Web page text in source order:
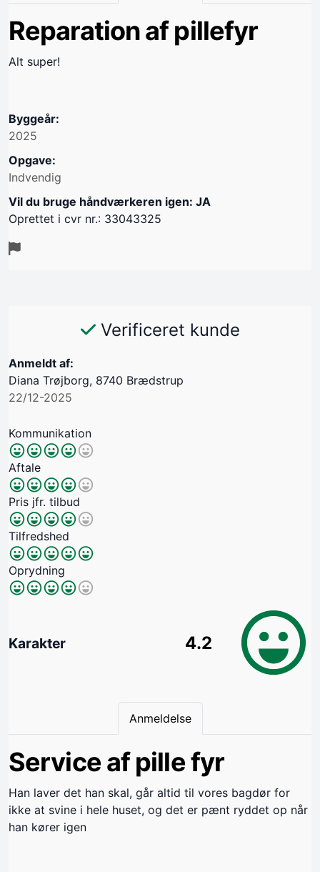
Reparation af pillefyr
Alt super!
Byggeår:
2025
Opgave:
Indvendig
Vil du bruge håndværkeren igen: JA
Oprettet i cvr nr.: 33043325
Verificeret kunde
Anmeldt af:
Diana Trøjborg, 8740 Brædstrup
22/12-2025
Kommunikation
Aftale
Pris jfr. tilbud
Tilfredshed
Oprydning
Karakter 4.2
Anmeldelse
Service af pille fyr
Han laver det han skal, går altid til vores bagdør for
ikke at svine i hele huset, og det er pænt ryddet op når
han kører igen